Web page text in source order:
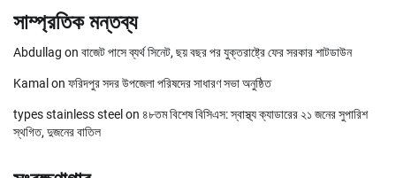
সাম্প্রতিক মন্তব্য
Abdullag on বাজেট পাসে ব্যর্থ সিনেট, ছয় বছর পর যুক্তরাষ্ট্রে ফের সরকার শাটডাউন
Kamal on ফরিদপুর সদর উপজেলা পরিষদের সাধারণ সভা অনুষ্ঠিত
types stainless steel on ৪৮তম বিশেষ বিসিএস: স্বাস্থ্য ক্যাডারের ২১ জনের সুপারিশ
স্থগিত, দুজনের বাতিল